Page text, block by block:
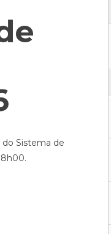
Sistema de